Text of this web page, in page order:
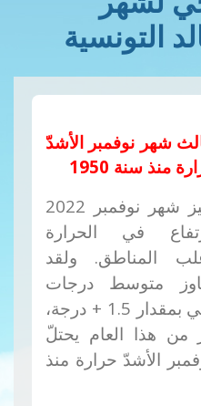
شهر نوفمبر الأشدّ
منذ سنة 1950
تميز شهر نوفمبر 2022
في الحرارة
المناطق. ولقد
متوسط ​​درجات
الحرارة المعدل المرجعي بمقدار 1.5 + درجة،
هذا العام يحتلّ
الأشدّ حرارة منذ